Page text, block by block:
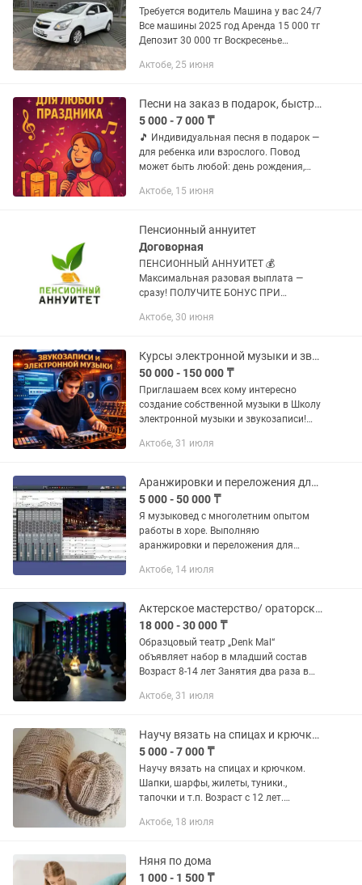
Требуется водитель Машина у вас 24/7
Все машины 2025 год Аренда 15 000 тг
Депозит 30 000 тг Воскресенье
Полное обслуживание за счет
Актобе, 25 июня
Песни на заказ в подарок, быстрое выполнение!
5 000 - 7 000 ₸
🎵 Индивидуальная песня в подарок —
для ребенка или взрослого. Повод
может быть любой: день рождения,
другой важный праздник. Это не
Актобе, 15 июня
Пенсионный аннуитет
Договорная
ПЕНСИОННЫЙ АННУИТЕТ 💰
Максимальная разовая выплата —
сразу! ПОЛУЧИТЕ БОНУС ПРИ
Пожизненные ежемесячные выплаты
страхования: •...
Актобе, 30 июня
Курсы электронной музыки и звукозаписи
50 000 - 150 000 ₸
Приглашаем всех кому интересно
создание собственной музыки в Школу
электронной музыки и звукозаписи!
обучения 1-1,5 месяца. Выдаются
Актобе, 31 июля
Аранжировки и переложения для фортепиано, хора и солистов
5 000 - 50 000 ₸
Я музыковед с многолетним опытом
работы в хоре. Выполняю
аранжировки и переложения для
переложения для солиста — a capplela
Работаю с...
Актобе, 14 июля
Актерское мастерство/ ораторское
18 000 - 30 000 ₸
Образцовый театр „Denk Mal“
объявляет набор в младший состав
Возраст 8-14 лет Занятия два раза в
драматического театра им. Т. Ахтанова
Актобе, 31 июля
Научу вязать на спицах и крючком.
5 000 - 7 000 ₸
Научу вязать на спицах и крючком.
Шапки, шарфы, жилеты, туники.,
тапочки и т.п. Возраст с 12 лет.
Актобе, 18 июля
Няня по дома
1 000 - 1 500 ₸